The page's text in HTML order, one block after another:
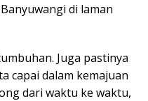
di laman
Juga pastinya
capai dalam kemajuan
dari waktu ke waktu,